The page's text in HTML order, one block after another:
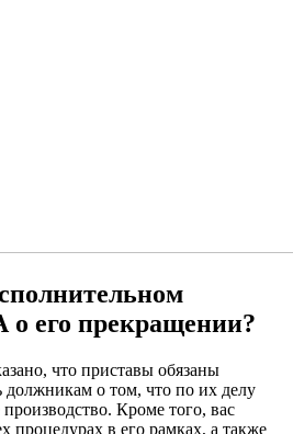
о его прекращении?
что приставы обязаны
должникам о том, что по их делу
Кроме того, вас
процедурах в его рамках, а также